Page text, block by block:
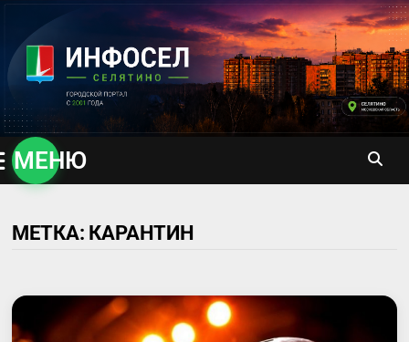
содержимому
МЕНЮ
МЕТКА: КАРАНТИН